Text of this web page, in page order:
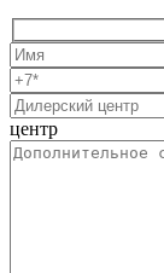
центр